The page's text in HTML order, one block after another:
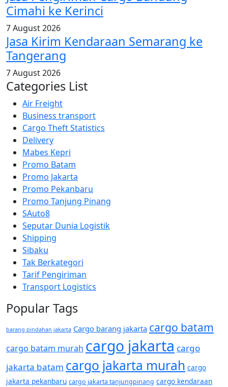
Cimahi ke Kerinci
7 August 2026
Jasa Kirim Kendaraan Semarang ke
Tangerang
7 August 2026
Categories List
Air Freight
Business transport
Cargo Theft Statistics
Delivery
Mabes Kepri
Promo Batam
Promo Jakarta
Promo Pekanbaru
Promo Tanjung Pinang
SAuto8
Seputar Dunia Logistik
Shipping
Sibaku
Tak Berkategori
Tarif Pengiriman
Transport Logistics
Popular Tags
barang pindahan jakarta Cargo barang jakarta cargo batam
cargo batam murah cargo jakarta cargo
jakarta batam cargo jakarta murah cargo
jakarta pekanbaru cargo jakarta tanjungpinang cargo kendaraan